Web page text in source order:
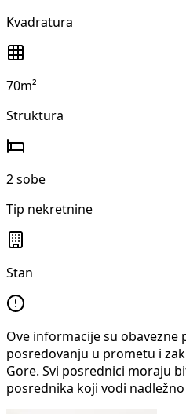
Kvadratura
70m²
Struktura
2 sobe
Tip nekretnine
Stan
Ove informacije su obavezne
posredovanju u prometu i
Gore. Svi posrednici moraju
posrednika koji vodi